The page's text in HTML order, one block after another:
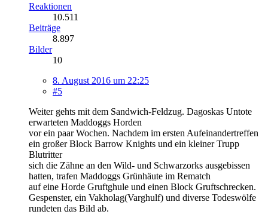
Reaktionen
10.511
Beiträge
8.897
Bilder
10
8. August 2016 um 22:25
#5
Weiter gehts mit dem Sandwich-Feldzug. Dagoskas Untote
erwarteten Maddoggs Horden
vor ein paar Wochen. Nachdem im ersten Aufeinandertreffen
ein großer Block Barrow Knights und ein kleiner Trupp
Blutritter
sich die Zähne an den Wild- und Schwarzorks ausgebissen
hatten, trafen Maddoggs Grünhäute im Rematch
auf eine Horde Gruftghule und einen Block Gruftschrecken.
Gespenster, ein Vakholag(Varghulf) und diverse Todeswölfe
rundeten das Bild ab.